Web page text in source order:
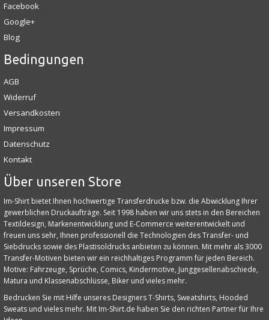
Facebook
Google+
Blog
Bedingungen
AGB
Widerruf
Versandkosten
Impressum
Datenschutz
Kontakt
Über unseren Store
Im-Shirt bietet Ihnen hochwertige Transferdrucke bzw. die Abwicklung Ihrer
gewerblichen Druckaufträge. Seit 1998 haben wir uns stets in den Bereichen
Textildesign, Markenentwicklung und E‑Commerce weiterentwickelt und
freuen uns sehr, Ihnen professionell die Technologien des Transfer- und
Siebdrucks sowie des Plastisoldrucks anbieten zu können. Mit mehr als 3000
Transfer-Motiven bieten wir ein reichhaltiges Programm für jeden Bereich.
Motive: Fahrzeuge, Sprüche, Comics, Kindermotive, Junggesellenabschiede,
Matura und Klassenabschlüsse, Biker und vieles mehr.
Bedrucken Sie mit Hilfe unseres Designers T-Shirts, Sweatshirts, Hooded
Sweats und vieles mehr. Mit Im-Shirt.de haben Sie den richten Partner für Ihre